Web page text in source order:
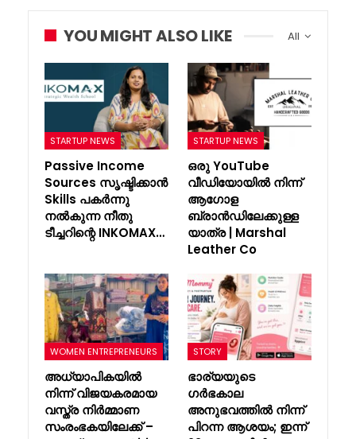
All
YOU MIGHT ALSO LIKE
STARTUP NEWS
Passive Income
Sources സൃഷ്ടിക്കാൻ
Skills പകർന്നു
നൽകുന്ന നീതു
ടീച്ചറിന്റെ INKOMAX…
STARTUP NEWS
ഒരു YouTube
വീഡിയോയിൽ നിന്ന്
ആഗോള
ബ്രാൻഡിലേക്കുള്ള
യാത്ര | Marshal
Leather Co
WOMEN ENTREPRENEURS
അധ്യാപികയിൽ
നിന്ന് വിജയകരമായ
വസ്ത്ര നിർമ്മാണ
സംരംഭകയിലേക്ക് –
STORY
ഭാര്യയുടെ
ഗർഭകാല
അനുഭവത്തിൽ നിന്ന്
പിറന്ന ആശയം; ഇന്ന്